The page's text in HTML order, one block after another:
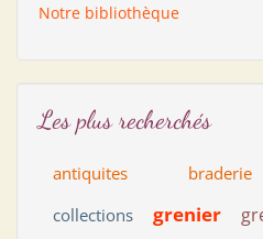
Notre bibliothèque
Les plus recherchés
antiquites braderie
collections grenier